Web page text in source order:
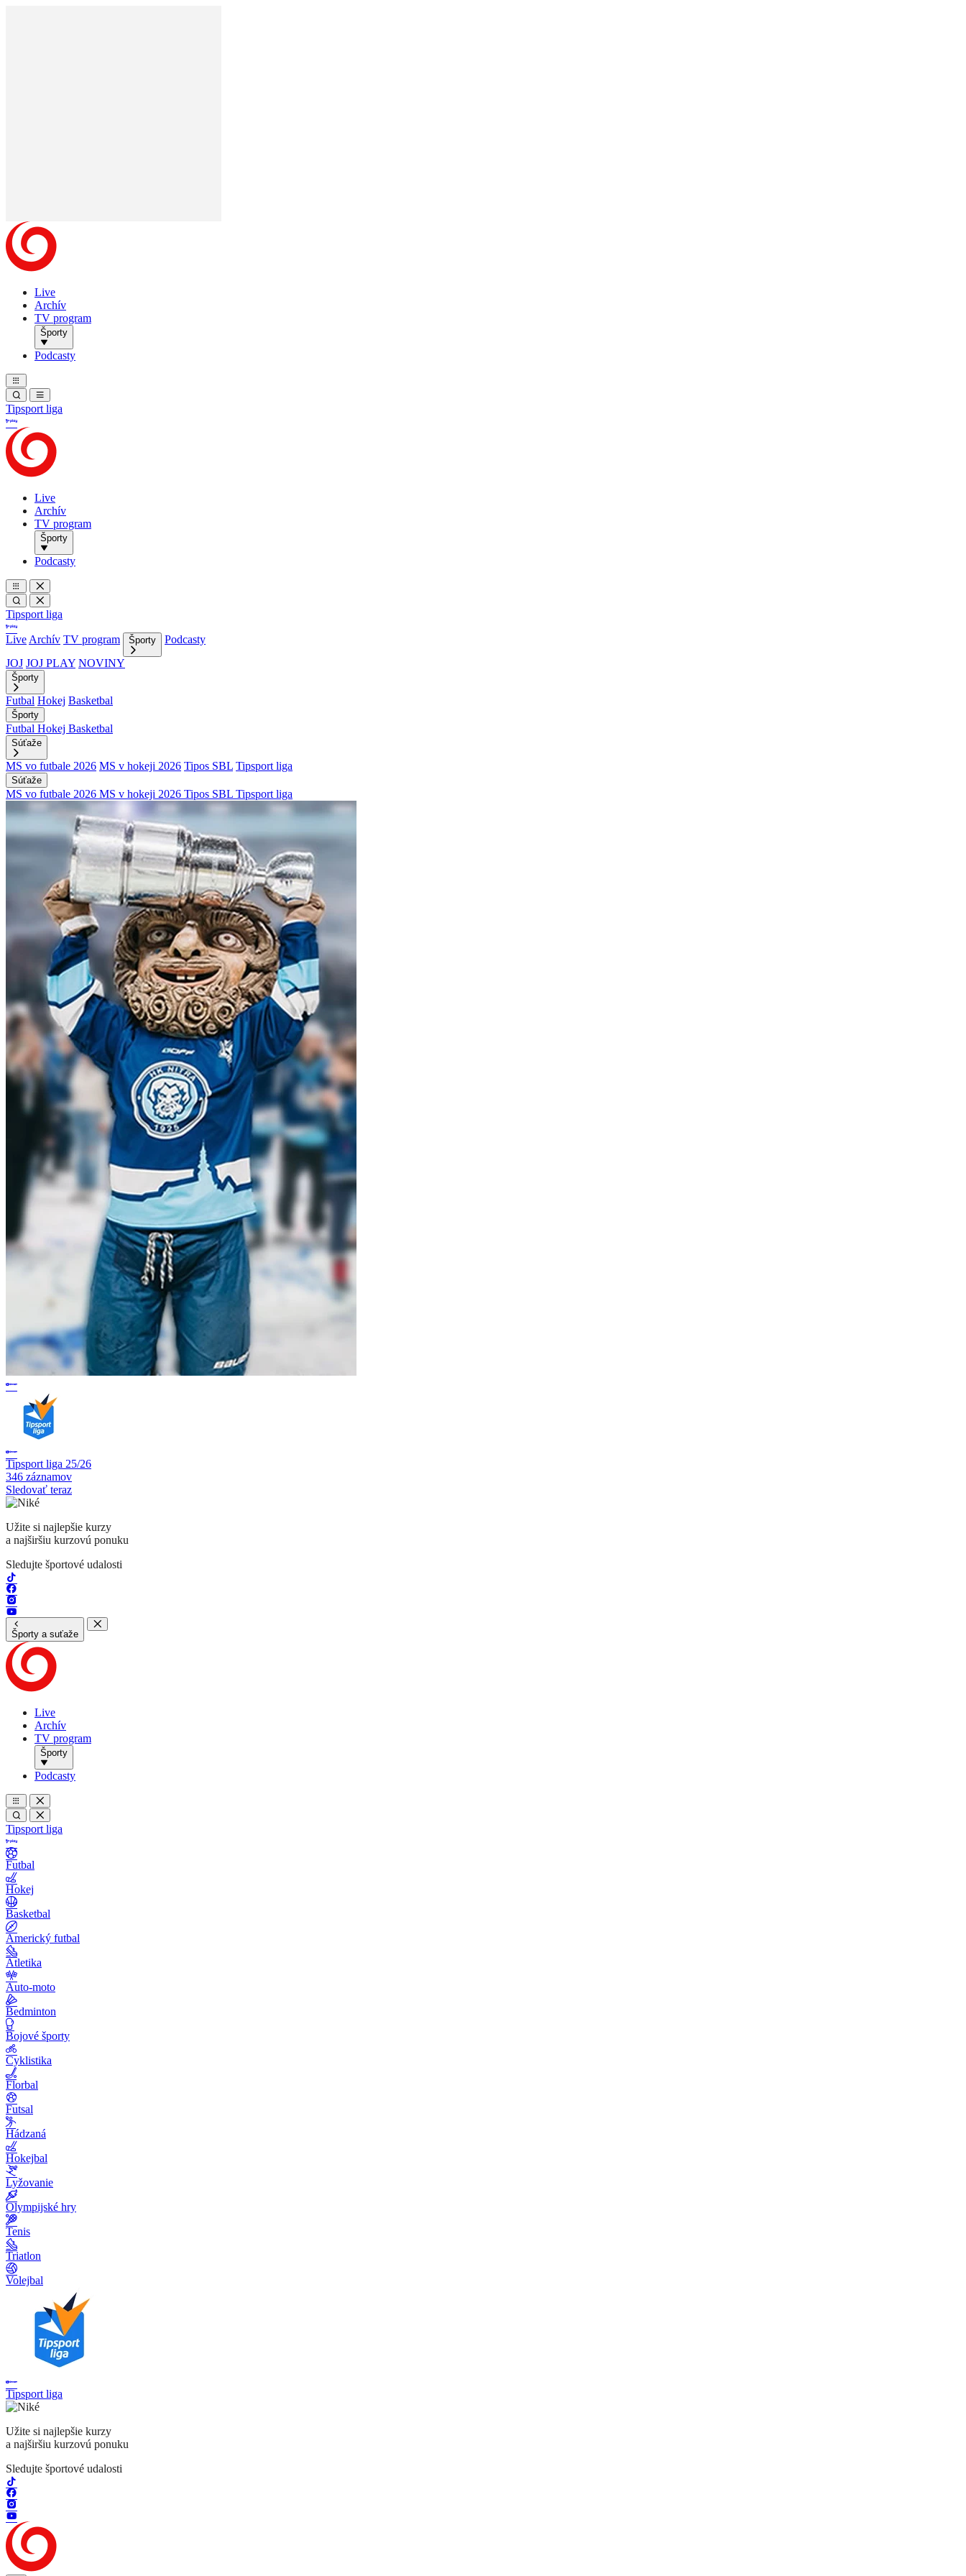
Live
Archív
TV program
Športy
Podcasty
Tipsport liga
Live
Archív
TV program
Športy
Podcasty
Tipsport liga
Live Archív TV program Športy
Podcasty
JOJ JOJ PLAY NOVINY
Športy
Futbal Hokej Basketbal
Športy
Futbal Hokej Basketbal
Súťaže
MS vo futbale 2026 MS v hokeji 2026 Tipos SBL Tipsport liga
Súťaže
MS vo futbale 2026 MS v hokeji 2026 Tipos SBL Tipsport liga
Tipsport liga 25/26
346 záznamov
Sledovať teraz
Užite si najlepšie kurzy
a najširšiu kurzovú ponuku
Sledujte športové udalosti
Športy a suťaže
Live
Archív
TV program
Športy
Podcasty
Tipsport liga
Futbal
Hokej
Basketbal
Americký futbal
Atletika
Auto-moto
Bedminton
Bojové športy
Cyklistika
Florbal
Futsal
Hádzaná
Hokejbal
Lyžovanie
Olympijské hry
Tenis
Triatlon
Volejbal
Tipsport liga
Užite si najlepšie kurzy
a najširšiu kurzovú ponuku
Sledujte športové udalosti